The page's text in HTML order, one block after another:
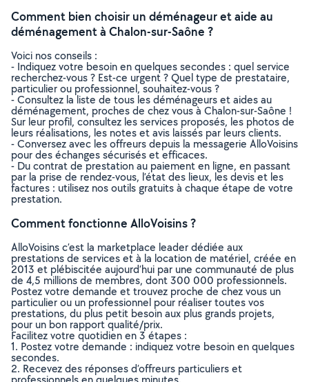
Comment bien choisir un déménageur et aide au
déménagement à Chalon-sur-Saône ?
Voici nos conseils :
- Indiquez votre besoin en quelques secondes : quel service
recherchez-vous ? Est-ce urgent ? Quel type de prestataire,
particulier ou professionnel, souhaitez-vous ?
- Consultez la liste de tous les déménageurs et aides au
déménagement, proches de chez vous à Chalon-sur-Saône !
Sur leur profil, consultez les services proposés, les photos de
leurs réalisations, les notes et avis laissés par leurs clients.
- Conversez avec les offreurs depuis la messagerie AlloVoisins
pour des échanges sécurisés et efficaces.
- Du contrat de prestation au paiement en ligne, en passant
par la prise de rendez-vous, l’état des lieux, les devis et les
factures : utilisez nos outils gratuits à chaque étape de votre
prestation.
Comment fonctionne AlloVoisins ?
AlloVoisins c’est la marketplace leader dédiée aux
prestations de services et à la location de matériel, créée en
2013 et plébiscitée aujourd’hui par une communauté de plus
de 4,5 millions de membres, dont 300 000 professionnels.
Postez votre demande et trouvez proche de chez vous un
particulier ou un professionnel pour réaliser toutes vos
prestations, du plus petit besoin aux plus grands projets,
pour un bon rapport qualité/prix.
Facilitez votre quotidien en 3 étapes :
1. Postez votre demande : indiquez votre besoin en quelques
secondes.
2. Recevez des réponses d’offreurs particuliers et